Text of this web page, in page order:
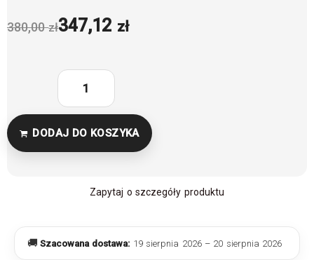
380,00zł347,12 zł
DODAJ DO KOSZYKA
Zapytaj o szczegóły produktu
🚚 Szacowana dostawa: 19 sierpnia 2026 – 20 sierpnia 2026